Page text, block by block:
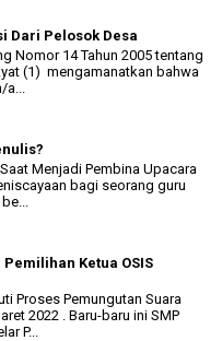
Dari Pelosok Desa
Nomor 14 Tahun 2005 tentang
(1) mengamanatkan bahwa
Menjadi Pembina Upacara
bagi seorang guru
Ketua OSIS
Proses Pemungutan Suara
2022 . Baru-baru ini SMP
P...